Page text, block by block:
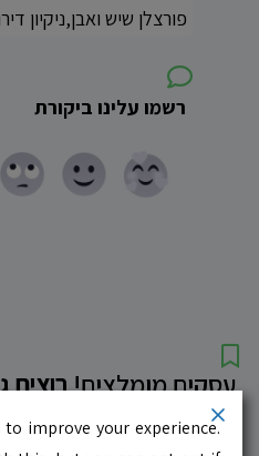
פורצלן שיש ואבן,ניקיון
רשמו עלינו ביקורת
עסקים מומלצים!רוצים
10.0
improve your experience.